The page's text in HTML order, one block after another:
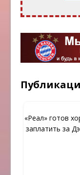
«Реал» готов
заплатить за